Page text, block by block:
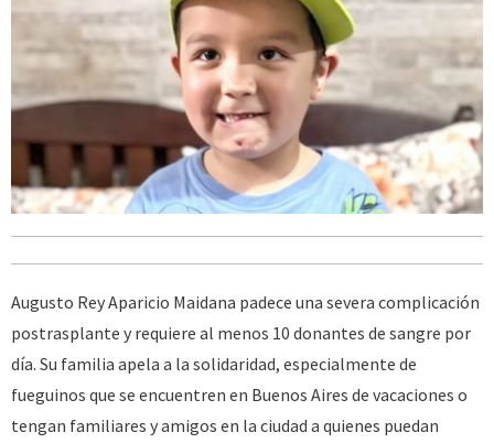
Augusto Rey Aparicio Maidana padece una severa complicación
postrasplante y requiere al menos 10 donantes de sangre por
día. Su familia apela a la solidaridad, especialmente de
fueguinos que se encuentren en Buenos Aires de vacaciones o
tengan familiares y amigos en la ciudad a quienes puedan